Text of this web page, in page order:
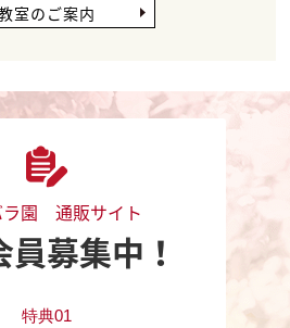
室のご案内
ラ園 通販サイト
募集中！
特典01